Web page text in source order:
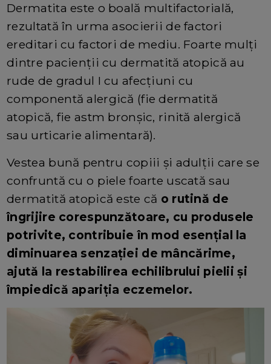
Dermatita este o boală multifactorială,
rezultată în urma asocierii de factori
ereditari cu factori de mediu. Foarte mulți
dintre pacienții cu dermatită atopică au
rude de gradul I cu afecțiuni cu
componentă alergică (fie dermatită
atopică, fie astm bronșic, rinită alergică
sau urticarie alimentară).
Vestea bună pentru copiii și adulții care se
confruntă cu o piele foarte uscată sau
dermatită atopică este că o rutină de
îngrijire corespunzătoare, cu produsele
potrivite, contribuie în mod esențial la
diminuarea senzației de mâncărime,
ajută la restabilirea echilibrului pielii și
împiedică apariția eczemelor.